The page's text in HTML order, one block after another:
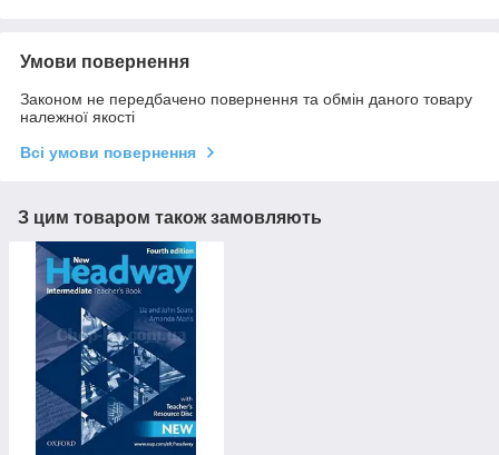
Умови повернення
Законом не передбачено повернення та обмін даного товару
належної якості
Всі умови повернення
З цим товаром також замовляють